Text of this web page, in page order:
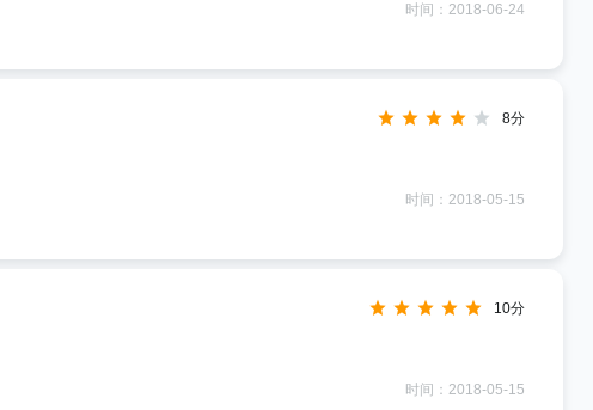
时间：2018-06-24
8分
时间：2018-05-15
10分
时间：2018-05-15